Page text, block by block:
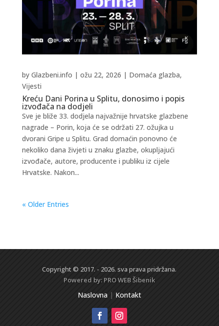
Kreću Dani Porina u Splitu, donosimo i popis
izvođača na dodjeli
by Glazbeni.info | ožu 22, 2026 | Domaća glazba,
Vijesti
Sve je bliže 33. dodjela najvažnije hrvatske glazbene
nagrade – Porin, koja će se održati 27. ožujka u
dvorani Gripe u Splitu. Grad domaćin ponovno će
nekoliko dana živjeti u znaku glazbe, okupljajući
izvođače, autore, producente i publiku iz cijele
Hrvatske. Nakon...
« Older Entries
Copyright © 2017. - 2026. sva prava pridržana.
Powered by: PRO WEBŠibenik
Naslovna| Kontakt